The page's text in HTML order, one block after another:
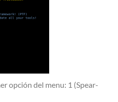
opción del menu: 1 (Spear-